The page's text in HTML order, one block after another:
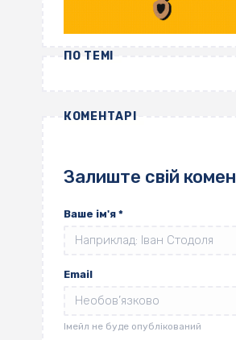
ПО ТЕМІ
КОМЕНТАРІ
Залиште свій
Ваше ім'я *
Email